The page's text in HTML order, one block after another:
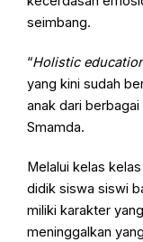
seimbang.
“Holistic
yang kini sudah
anak dari berbagai
Smamda.
Melalui kelas
didik siswa siswi
miliki karakter
meninggalkan